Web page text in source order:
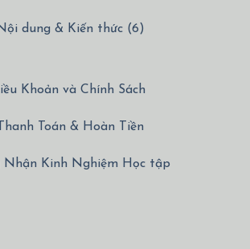
dung & Kiến thức (6)
Khoản và Chính Sách
Thanh Toán & Hoàn Tiền
Nhận Kinh Nghiệm Học tập